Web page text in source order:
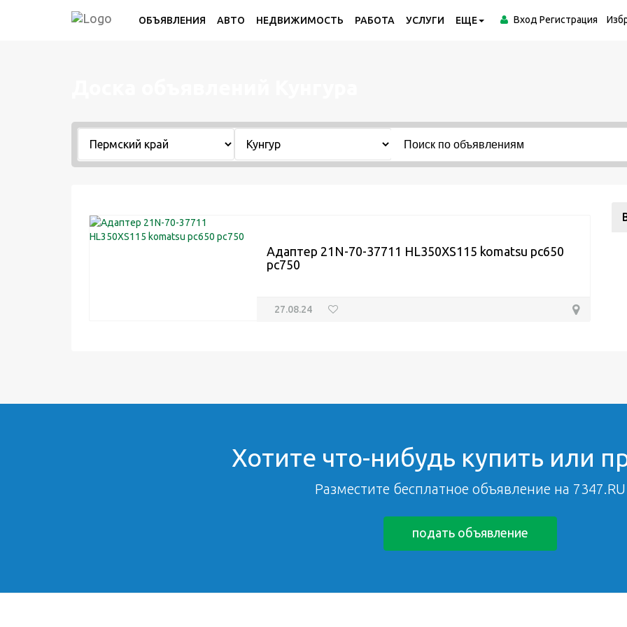
ОБЪЯВЛЕНИЯ АВТО НЕДВИЖИМОСТЬ РАБОТА УСЛУГИ ЕЩЕ Вход Регистрация
Адаптер 21N-70-37711 HL350XS115 komatsu pc650
pc750
27.08.24
Хотите что-нибудь купить или
Разместите бесплатное объявление на 7347.RU
подать объявление